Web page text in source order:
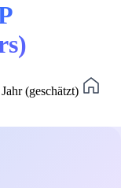
(geschätzt)